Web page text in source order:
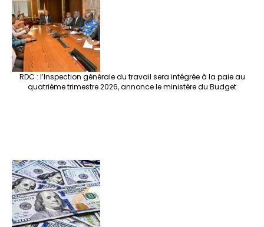
RDC : l’Inspection générale du travail sera intégrée à la paie au
quatrième trimestre 2026, annonce le ministère du Budget